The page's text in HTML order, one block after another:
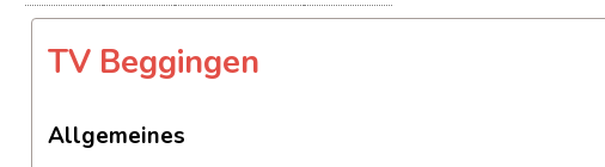
TV Beggingen
Allgemeines